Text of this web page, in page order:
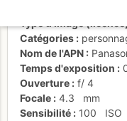
Catégories
Nom de l'APN
Temps d'exposition
Ouverture
f/ 4
Focale
4.3
mm
Sensibilité
100
ISO